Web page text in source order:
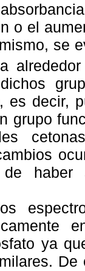
o el
se
es decir,
grupo
de haber
ya